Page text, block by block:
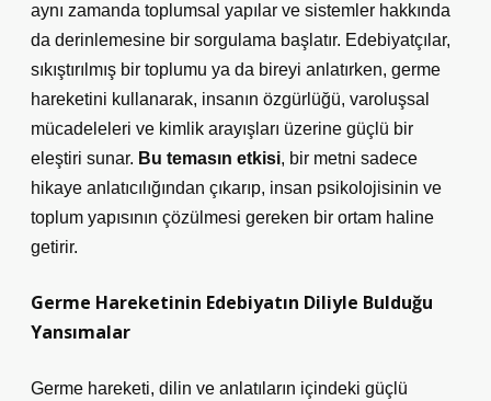
aynı zamanda toplumsal yapılar ve sistemler hakkında
da derinlemesine bir sorgulama başlatır. Edebiyatçılar,
sıkıştırılmış bir toplumu ya da bireyi anlatırken, germe
hareketini kullanarak, insanın özgürlüğü, varoluşsal
mücadeleleri ve kimlik arayışları üzerine güçlü bir
eleştiri sunar. Bu temasın etkisi, bir metni sadece
hikaye anlatıcılığından çıkarıp, insan psikolojisinin ve
toplum yapısının çözülmesi gereken bir ortam haline
getirir.
Germe Hareketinin Edebiyatın Diliyle Bulduğu
Yansımalar
Germe hareketi, dilin ve anlatıların içindeki güçlü